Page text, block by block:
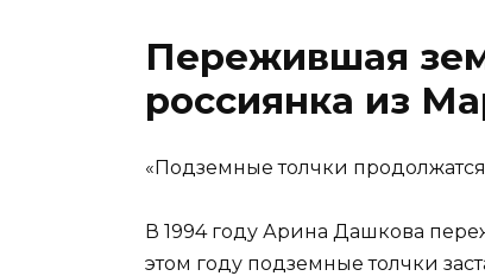
Пережившая
россиянка из
«Подземные толчки
В 1994 году Арина Дашкова
этом году подземные толчки